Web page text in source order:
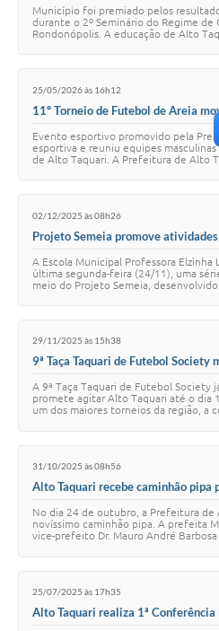
Município foi premiado pelos
durante o 2º Seminário do Regime de
Rondonópolis. A educação de Alto
25/05/2026 às 16h12
11º Torneio de Futebol de Areia
Evento esportivo promovido pela
esportiva e reuniu equipes
de Alto Taquari. A Prefeitura de Alto
02/12/2025 às 08h26
Projeto Semeia promove
A Escola Municipal Professora Elzinha
última segunda-feira (24/11), uma
meio do Projeto Semeia,
29/11/2025 às 15h38
9ª Taça Taquari de Futebol
A 9ª Taça Taquari de Futebol Society
promete agitar Alto Taquari até o dia
um dos maiores torneios da região, a
31/10/2025 às 08h56
Alto Taquari recebe caminhão pipa
No dia 24 de outubro, a Prefeitura de
novíssimo caminhão pipa. A prefeita
vice-prefeito Dr. Mauro André
25/07/2025 às 17h35
Alto Taquari realiza 1ª